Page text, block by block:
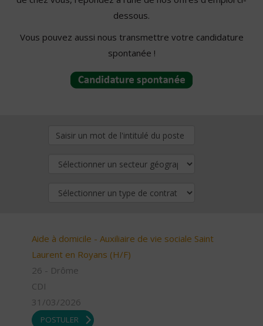
dessous.
Vous pouvez aussi nous transmettre votre candidature
spontanée !
Aide à domicile - Auxiliaire de vie sociale Saint
Laurent en Royans (H/F)
26 - Drôme
CDI
31/03/2026
POSTULER